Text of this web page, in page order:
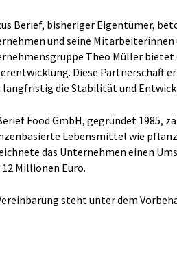
Berief, bisheriger Eigentümer,
und seine Mitarbeiterinnen
Theo Müller
Diese Partnerschaft
langfristig die Stabilität und
Food GmbH, gegründet 1985,
Lebensmittel wie
das Unternehmen einen
12 Millionen Euro.
steht unter dem